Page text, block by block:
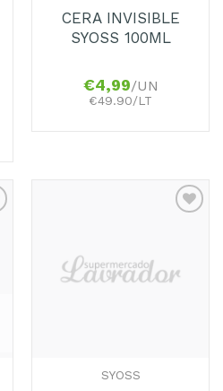
CERA INVISIBLE
SYOSS 100ML
€4,99/UN
€49.90/LT
Favoritos
SYOSS